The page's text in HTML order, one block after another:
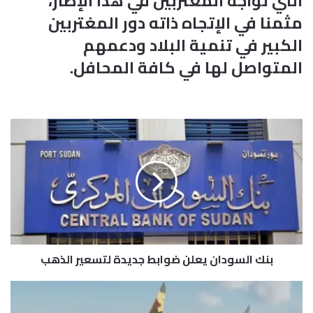
مثمنا في الإتجاه ذاته دور المغتربين
الكبير في تنمية البلاد ودعمهم
المتواصل لها في كافة المحافل.
ن
ك
س
و
د
ا
بنك السودان يعلن ضوابط جديدة لتسعير الذهب